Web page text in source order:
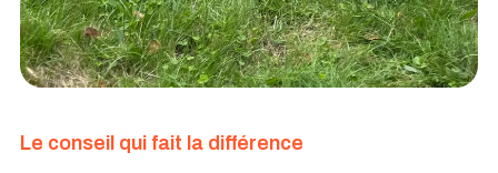
Le conseil qui fait la différence